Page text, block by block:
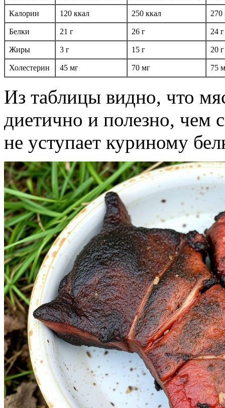
Калории 120 ккал 250 ккал 270
Белки 21 г 26 г 24 г
Жиры 3 г 15 г 20 г
Холестерин 45 мг 70 мг 75
Из таблицы видно, что
диетично и полезно, чем
не уступает куриному